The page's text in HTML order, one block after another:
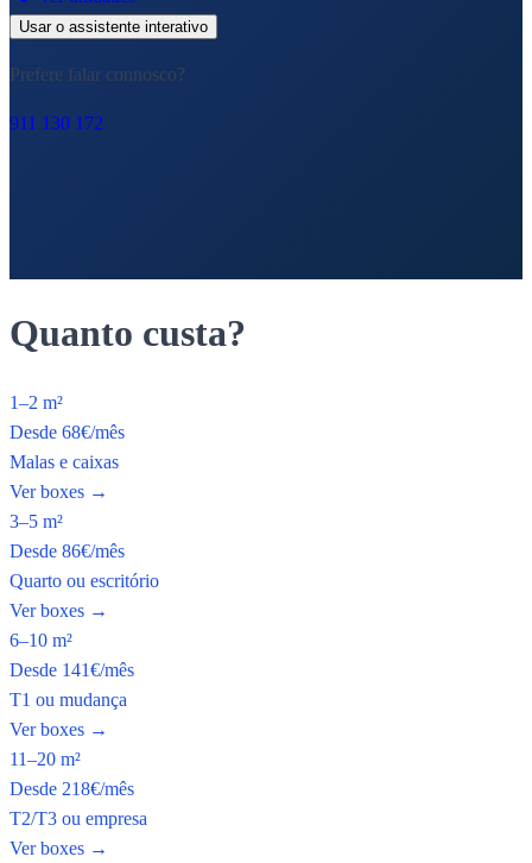
Usar o assistente interativo
Prefere falar connosco?
911 130 172
Quanto custa?
1–2 m²
Desde 68€/mês
Malas e caixas
Ver boxes →
3–5 m²
Desde 86€/mês
Quarto ou escritório
Ver boxes →
6–10 m²
Desde 141€/mês
T1 ou mudança
Ver boxes →
11–20 m²
Desde 218€/mês
T2/T3 ou empresa
Ver boxes →